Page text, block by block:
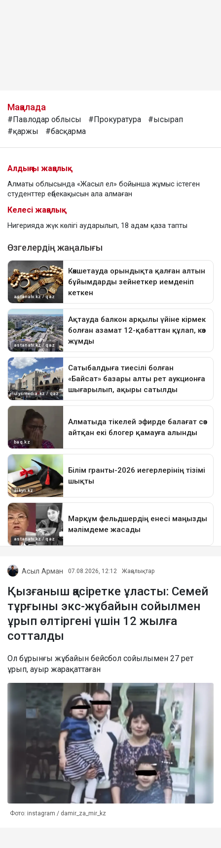
Мақалада
#Павлодар облысы #Прокуратура
#ысырап
#қаржы
#басқарма
Алдыңғы жаңалық
Алматы облысында «Жасыл ел» бойынша жұмыс істеген
студенттер еңбекақысын ала алмаған
Келесі жаңалық
Нигерияда жүк көлігі аударылып, 18 адам қаза тапты
Асыл Арман 07.08.2026, 12:12 Жаңалықтар
Қызғаныш қасіретке ұласты: Семей
тұрғыны экс-жұбайын сойылмен
ұрып өлтіргені үшін 12 жылға
сотталды
Ол бұрынғы жұбайын бейсбол сойылымен 27 рет
ұрып, ауыр жарақаттаған
Фото: instagram / damir_za_mir_kz